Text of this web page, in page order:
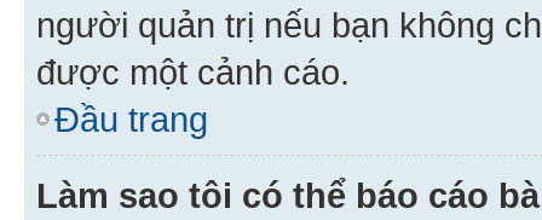
người quản trị nếu bạn không
được một cảnh cáo.
Đầu trang
Làm sao tôi có thể báo cáo